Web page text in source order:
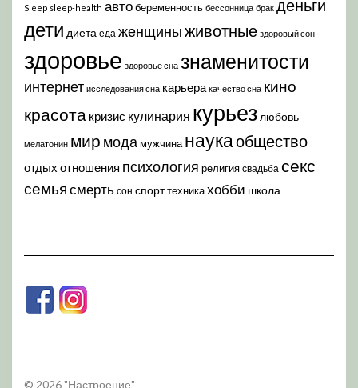
Sleep sleep-health автобеременность бессонница брак деньги
дети диета еда женщиныживотные здоровый сон
здоровье здоровье сна знаменитости
интернет исследования сна карьера качество сна кино
красота кризис кулинария курьез любовь
мелатонин мир модамужчина наукаобщество
отдых отношения психология религия свадьба секс
семья смерть сон спорттехникахобби школа
© 2026 "Настроение"